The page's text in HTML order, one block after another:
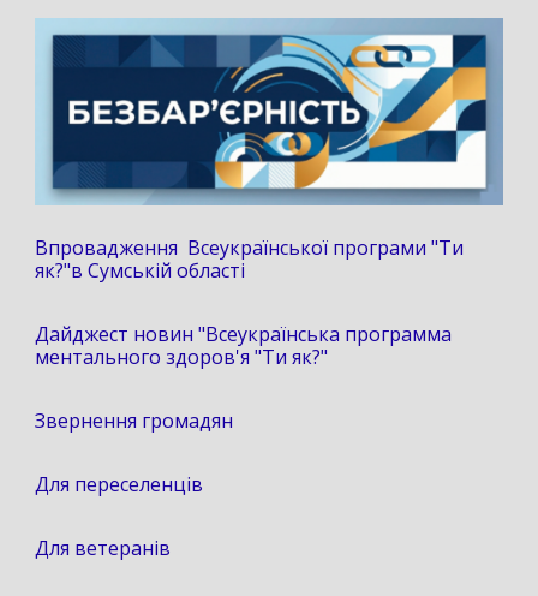
Впровадження Всеукраїнської програми "Ти
як?"в Сумській області
Дайджест новин "Всеукраїнська программа
ментального здоров'я "Ти як?"
Звернення громадян
Для переселенців
Для ветеранів